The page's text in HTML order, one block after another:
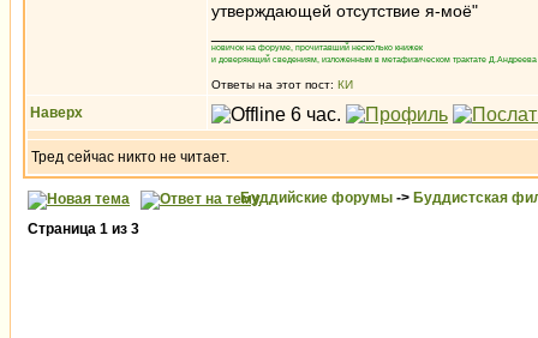
утверждающей отсутствие я-моё"
новичок на форуме, прочитавший несколько книжек
и доверяющий сведениям, изложенным в метафизическом трактате
Ответы на этот пост: КИ
Наверх
Тред сейчас никто не читает.
Буддийские форумы -> Буддистская
Страница 1 из 3